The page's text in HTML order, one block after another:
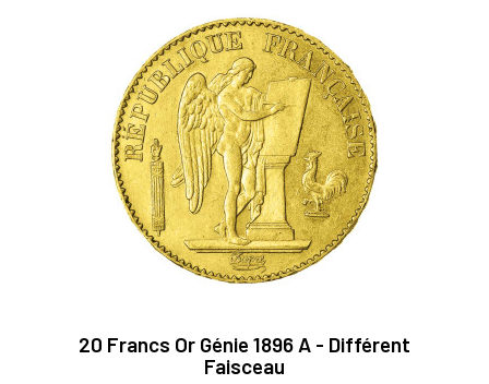
20 Francs Or Génie 1896 A - Différent
Faisceau